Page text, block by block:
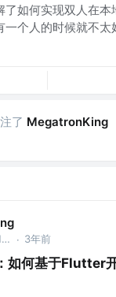
了如何实现双人在本
一个人的时候就不太
了 MegatronKing
@Reqable & HttpCanary作者 · 3年前
如何基于Flutter